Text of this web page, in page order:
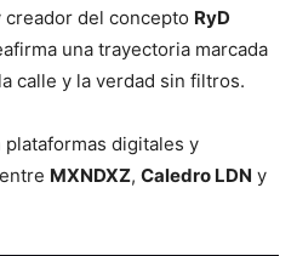
creador del concepto RyD
una trayectoria marcada
calle y la verdad sin filtros.
plataformas digitales y
MXNDXZ, Caledro LDN y